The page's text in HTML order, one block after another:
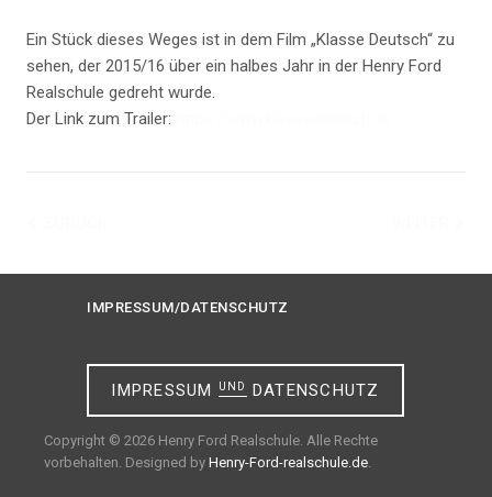
Ein Stück dieses Weges ist in dem Film „Klasse Deutsch“ zu
sehen, der 2015/16 über ein halbes Jahr in der Henry Ford
Realschule gedreht wurde.
Der Link zum Trailer:
IMPRESSUM/DATENSCHUTZ
IMPRESSUM UND DATENSCHUTZ
Copyright © 2026 Henry Ford Realschule. Alle Rechte
vorbehalten. Designed by Henry-Ford-realschule.de.